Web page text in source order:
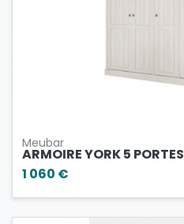
Meubar
ARMOIRE YORK 5 PORTES
1 060 €